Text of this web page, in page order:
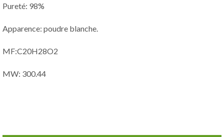
Pureté: 98%
Apparence: poudre blanche.
MF:C20H28O2
MW: 300.44